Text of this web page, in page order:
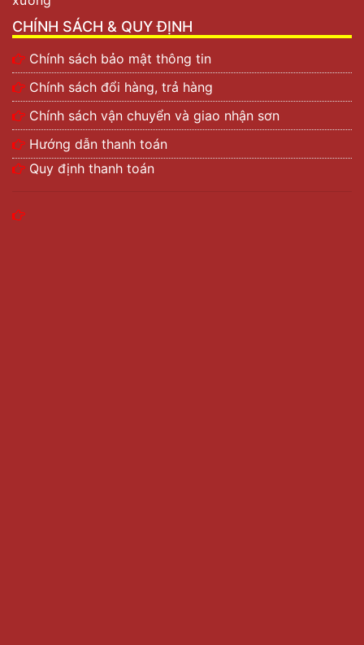
CHÍNH SÁCH & QUY ĐỊNH
Chính sách bảo mật thông tin
Chính sách đổi hàng, trả hàng
Chính sách vận chuyển và giao nhận sơn
Hướng dẫn thanh toán
Quy định thanh toán